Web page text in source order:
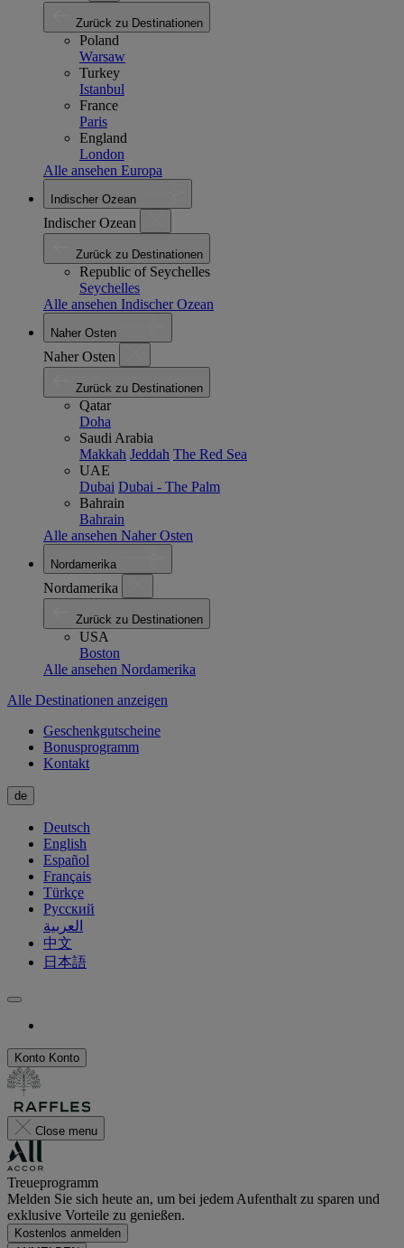
Zurück zu Destinationen
Poland
Warsaw
Turkey
Istanbul
France
Paris
England
London
Alle ansehen Europa
Indischer Ozean
Indischer Ozean
Zurück zu Destinationen
Republic of Seychelles
Seychelles
Alle ansehen Indischer Ozean
Naher Osten
Naher Osten
Zurück zu Destinationen
Qatar
Doha
Saudi Arabia
Makkah Jeddah The Red Sea
UAE
Dubai Dubai - The Palm
Bahrain
Bahrain
Alle ansehen Naher Osten
Nordamerika
Nordamerika
Zurück zu Destinationen
USA
Boston
Alle ansehen Nordamerika
Alle Destinationen anzeigen
Geschenkgutscheine
Bonusprogramm
Kontakt
de
Deutsch
English
Español
Français
Türkçe
Русский
العربية
中文
日本語
Konto Konto
Close menu
Treueprogramm
Melden Sie sich heute an, um bei jedem Aufenthalt zu sparen und
exklusive Vorteile zu genießen.
Kostenlos anmelden